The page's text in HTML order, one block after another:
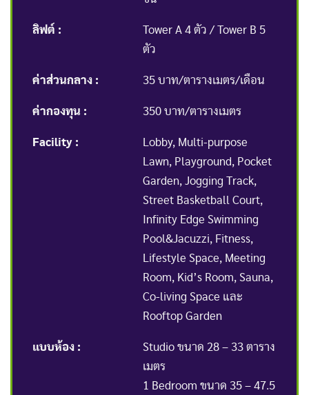
ลิฟต์ :
Tower A 4 ตัว / Tower B 5
ตัว
ค่าส่วนกลาง : 35 บาท/ตารางเมตร/เดือน
ค่ากองทุน : 350 บาท/ตารางเมตร
Facility :
Lobby, Multi-purpose
Lawn, Playground, Pocket
Garden, Jogging Track,
Street Basketball Court,
Infinity Edge Swimming
Pool&Jacuzzi, Fitness,
Lifestyle Space, Meeting
Room, Kid’s Room, Sauna,
Co-living Space และ
Rooftop Garden
แบบห้อง :
Studio ขนาด 28 – 33 ตาราง
เมตร
1 Bedroom ขนาด 35 – 47.5